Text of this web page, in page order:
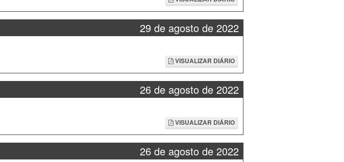
29 de agosto de 2022
VISUALIZAR DIÁRIO
26 de agosto de 2022
VISUALIZAR DIÁRIO
26 de agosto de 2022